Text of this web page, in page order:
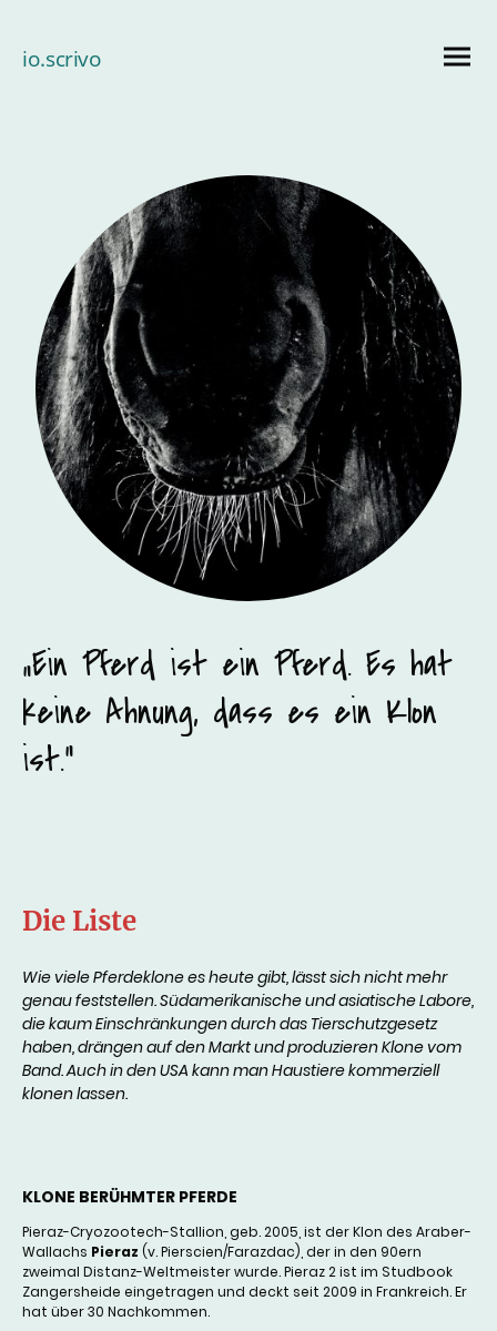
io.scrivo
„Ein Pferd ist ein Pferd. Es hat
keine Ahnung, dass es ein Klon
ist.“
Die Liste
Wie viele Pferdeklone es heute gibt, lässt sich nicht mehr
genau feststellen. Südamerikanische und asiatische Labore,
die kaum Einschränkungen durch das Tierschutzgesetz
haben, drängen auf den Markt und produzieren Klone vom
Band. Auch in den USA kann man Haustiere kommerziell
klonen lassen.
KLONE BERÜHMTER PFERDE
Pieraz-Cryozootech-Stallion, geb. 2005, ist der Klon des Araber-
Wallachs Pieraz (v. Pierscien/Farazdac), der in den 90ern
zweimal Distanz-Weltmeister wurde. Pieraz 2 ist im Studbook
Zangersheide eingetragen und deckt seit 2009 in Frankreich. Er
hat über 30 Nachkommen.